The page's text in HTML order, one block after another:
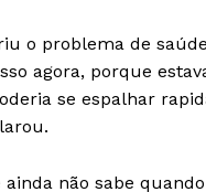
o problema de
agora, porque
se espalhar
não sabe